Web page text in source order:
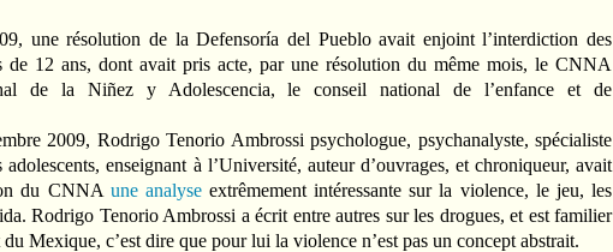
une résolution de la Defensoría del Pueblo avait enjoint l’interdiction des
de 12 ans, dont avait pris acte, par une résolution du même mois, le CNNA
de la Niñez y Adolescencia, le conseil national de l’enfance et de
2009, Rodrigo Tenorio Ambrossi psychologue, psychanalyste, spécialiste
adolescents, enseignant à l’Université, auteur d’ouvrages, et chroniqueur, avait
du CNNA une analyseextrêmement intéressante sur la violence, le jeu, les
Rodrigo Tenorio Ambrossi a écrit entre autres sur les drogues, et est familier
Mexique, c’est dire que pour lui la violence n’est pas un concept abstrait.